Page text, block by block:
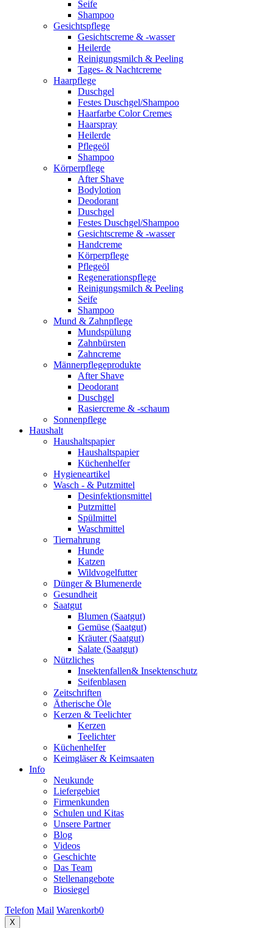
Seife
Shampoo
Gesichtspflege
Gesichtscreme & -wasser
Heilerde
Reinigungsmilch & Peeling
Tages- & Nachtcreme
Haarpflege
Duschgel
Festes Duschgel/Shampoo
Haarfarbe Color Cremes
Haarspray
Heilerde
Pflegeöl
Shampoo
Körperpflege
After Shave
Bodylotion
Deodorant
Duschgel
Festes Duschgel/Shampoo
Gesichtscreme & -wasser
Handcreme
Körperpflege
Pflegeöl
Regenerationspflege
Reinigungsmilch & Peeling
Seife
Shampoo
Mund & Zahnpflege
Mundspülung
Zahnbürsten
Zahncreme
Männerpflegeprodukte
After Shave
Deodorant
Duschgel
Rasiercreme & -schaum
Sonnenpflege
Haushalt
Haushaltspapier
Haushaltspapier
Küchenhelfer
Hygieneartikel
Wasch - & Putzmittel
Desinfektionsmittel
Putzmittel
Spülmittel
Waschmittel
Tiernahrung
Hunde
Katzen
Wildvogelfutter
Dünger & Blumenerde
Gesundheit
Saatgut
Blumen (Saatgut)
Gemüse (Saatgut)
Kräuter (Saatgut)
Salate (Saatgut)
Nützliches
Insektenfallen& Insektenschutz
Seifenblasen
Zeitschriften
Ätherische Öle
Kerzen & Teelichter
Kerzen
Teelichter
Küchenhelfer
Keimgläser & Keimsaaten
Info
Neukunde
Liefergebiet
Firmenkunden
Schulen und Kitas
Unsere Partner
Blog
Videos
Geschichte
Das Team
Stellenangebote
Biosiegel
Telefon Mail Warenkorb0
X